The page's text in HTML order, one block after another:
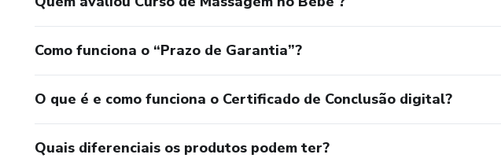
Como funciona o “Prazo de Garantia”?
O que é e como funciona o Certificado de Conclusão digital?
Quais diferenciais os produtos podem ter?